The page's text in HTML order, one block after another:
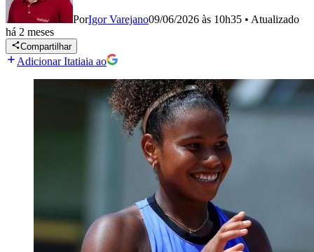
PorIgor Varejano09/06/2026 às 10h35 • Atualizado
há 2 meses
Compartilhar
Adicionar Itatiaia ao